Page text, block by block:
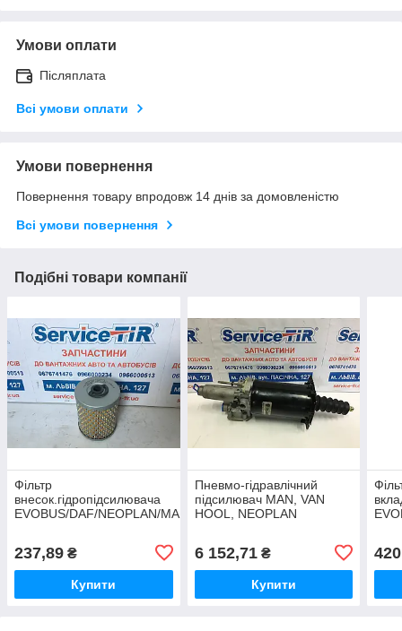
Умови оплати
Післяплата
Всі умови оплати
Умови повернення
Повернення товару впродовж 14 днів за домовленістю
Всі умови повернення
Подібні товари компанії
Фільтр
внесок.гідропідсилювача
EVOBUS/DAF/NEOPLAN/MAN/MB/RVI/SCANIA
237,89 ₴
Купити
Пневмо-гідравлічний
підсилювач MAN, VAN
HOOL, NEOPLAN
6 152,71₴
Купити